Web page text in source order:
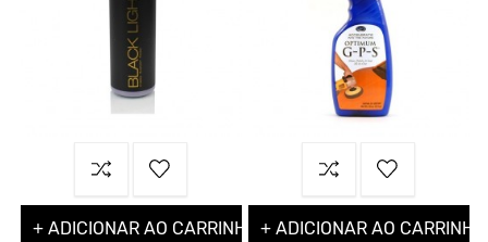
+ ADICIONAR AO CARRINHO + ADICIONAR AO CARRINHO